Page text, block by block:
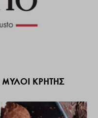
ΜΥΛΟΙ ΚΡΗΤΗΣ